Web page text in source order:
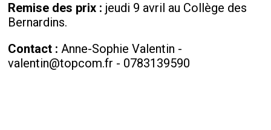
Remise des prix : jeudi 9 avril au Collège des
Bernardins.
Contact : Anne-Sophie Valentin -
valentin@topcom.fr - 0783139590